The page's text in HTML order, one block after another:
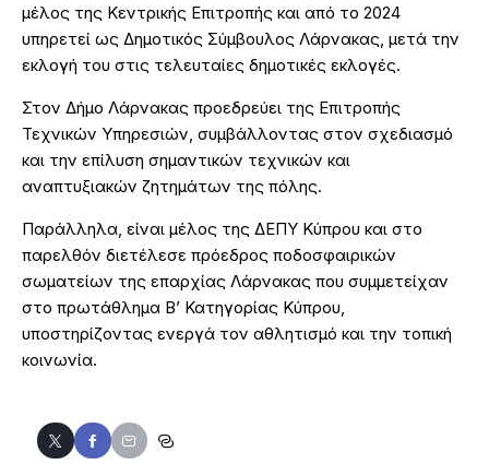
μέλος της Κεντρικής Επιτροπής και από το 2024
υπηρετεί ως Δημοτικός Σύμβουλος Λάρνακας, μετά την
εκλογή του στις τελευταίες δημοτικές εκλογές.
Στον Δήμο Λάρνακας προεδρεύει της Επιτροπής
Τεχνικών Υπηρεσιών, συμβάλλοντας στον σχεδιασμό
και την επίλυση σημαντικών τεχνικών και
αναπτυξιακών ζητημάτων της πόλης.
Παράλληλα, είναι μέλος της ΔΕΠΥ Κύπρου και στο
παρελθόν διετέλεσε πρόεδρος ποδοσφαιρικών
σωματείων της επαρχίας Λάρνακας που συμμετείχαν
στο πρωτάθλημα Β’ Κατηγορίας Κύπρου,
υποστηρίζοντας ενεργά τον αθλητισμό και την τοπική
κοινωνία.